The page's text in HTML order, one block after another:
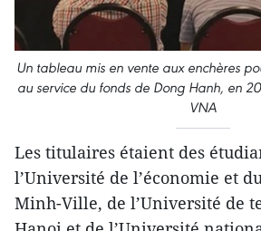
Un tableau mis en vente aux enchères
au service du fonds de Dong Hanh, en
VNA
Les titulaires étaient des
l’Université de l’économie et
Minh-Ville, de l’Université de